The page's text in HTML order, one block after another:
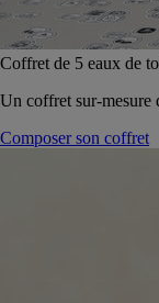
Coffret de 5 eaux de
Un coffret sur-mesure
Composer son coffret